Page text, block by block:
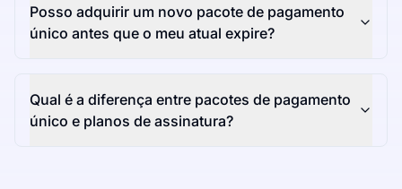
Posso adquirir um novo pacote de pagamento
único antes que o meu atual expire?
Qual é a diferença entre pacotes de pagamento
único e planos de assinatura?